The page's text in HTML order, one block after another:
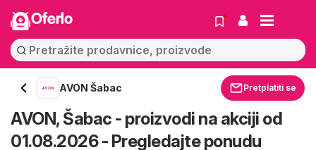
Oferlo
AVON Šabac Pretplatiti se
AVON, Šabac - proizvodi na akciji od
01.08.2026 - Pregledajte ponudu